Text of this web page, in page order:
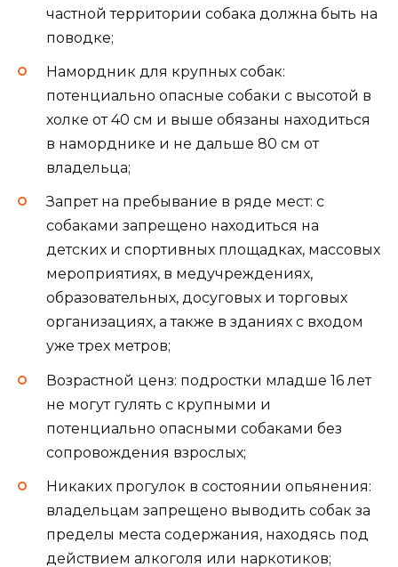
частной территории собака должна быть на
поводке;
Намордник для крупных собак:
потенциально опасные собаки с высотой в
холке от 40 см и выше обязаны находиться
в наморднике и не дальше 80 см от
владельца;
Запрет на пребывание в ряде мест: с
собаками запрещено находиться на
детских и спортивных площадках, массовых
мероприятиях, в медучреждениях,
образовательных, досуговых и торговых
организациях, а также в зданиях с входом
уже трех метров;
Возрастной ценз: подростки младше 16 лет
не могут гулять с крупными и
потенциально опасными собаками без
сопровождения взрослых;
Никаких прогулок в состоянии опьянения:
владельцам запрещено выводить собак за
пределы места содержания, находясь под
действием алкоголя или наркотиков;